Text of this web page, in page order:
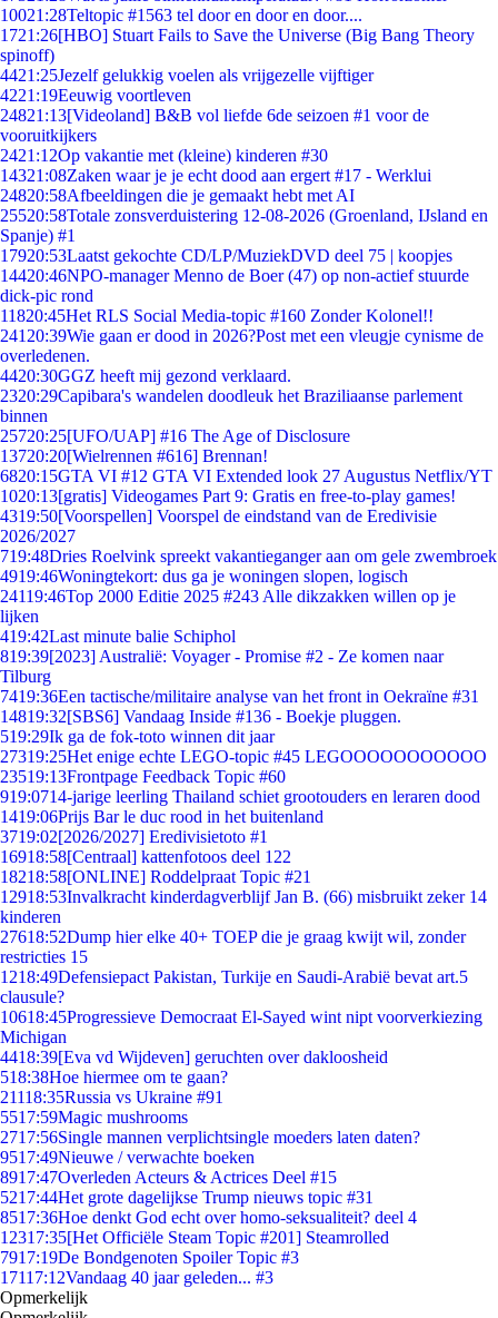
10021:28Teltopic #1563 tel door en door en door....
1721:26[HBO] Stuart Fails to Save the Universe (Big Bang Theory
spinoff)
4421:25Jezelf gelukkig voelen als vrijgezelle vijftiger
4221:19Eeuwig voortleven
24821:13[Videoland] B&B vol liefde 6de seizoen #1 voor de
vooruitkijkers
2421:12Op vakantie met (kleine) kinderen #30
14321:08Zaken waar je je echt dood aan ergert #17 - Werklui
24820:58Afbeeldingen die je gemaakt hebt met AI
25520:58Totale zonsverduistering 12-08-2026 (Groenland, IJsland en
Spanje) #1
17920:53Laatst gekochte CD/LP/MuziekDVD deel 75 | koopjes
14420:46NPO-manager Menno de Boer (47) op non-actief stuurde
dick-pic rond
11820:45Het RLS Social Media-topic #160 Zonder Kolonel!!
241 20:39Wie gaan er dood in 2026?Post met een vleugje cynisme de
overledenen.
4420:30GGZ heeft mij gezond verklaard.
2320:29Capibara's wandelen doodleuk het Braziliaanse parlement
binnen
25720:25[UFO/UAP] #16 The Age of Disclosure
13720:20[Wielrennen #616] Brennan!
6820:15GTA VI #12 GTA VI Extended look 27 Augustus Netflix/YT
1020:13[gratis] Videogames Part 9: Gratis en free-to-play games!
4319:50[Voorspellen] Voorspel de eindstand van de Eredivisie
2026/2027
719:48Dries Roelvink spreekt vakantieganger aan om gele zwembroek
4919:46Woningtekort: dus ga je woningen slopen, logisch
24119:46Top 2000 Editie 2025 #243 Alle dikzakken willen op je
lijken
419:42Last minute balie Schiphol
819:39[2023] Australië: Voyager - Promise #2 - Ze komen naar
Tilburg
7419:36Een tactische/militaire analyse van het front in Oekraïne #31
14819:32[SBS6] Vandaag Inside #136 - Boekje pluggen.
519:29Ik ga de fok-toto winnen dit jaar
27319:25Het enige echte LEGO-topic #45 LEGOOOOOOOOOOO
23519:13Frontpage Feedback Topic #60
919:0714-jarige leerling Thailand schiet grootouders en leraren dood
1419:06Prijs Bar le duc rood in het buitenland
3719:02[2026/2027] Eredivisietoto #1
16918:58[Centraal] kattenfotoos deel 122
18218:58[ONLINE] Roddelpraat Topic #21
12918:53Invalkracht kinderdagverblijf Jan B. (66) misbruikt zeker 14
kinderen
27618:52Dump hier elke 40+ TOEP die je graag kwijt wil, zonder
restricties 15
1218:49Defensiepact Pakistan, Turkije en Saudi-Arabië bevat art.5
clausule?
10618:45Progressieve Democraat El-Sayed wint nipt voorverkiezing
Michigan
4418:39[Eva vd Wijdeven] geruchten over dakloosheid
518:38Hoe hiermee om te gaan?
21118:35Russia vs Ukraine #91
5517:59Magic mushrooms
2717:56Single mannen verplichtsingle moeders laten daten?
9517:49Nieuwe / verwachte boeken
8917:47Overleden Acteurs & Actrices Deel #15
5217:44Het grote dagelijkse Trump nieuws topic #31
8517:36Hoe denkt God echt over homo-seksualiteit? deel 4
12317:35[Het Officiële Steam Topic #201] Steamrolled
7917:19De Bondgenoten Spoiler Topic #3
17117:12Vandaag 40 jaar geleden... #3
Opmerkelijk